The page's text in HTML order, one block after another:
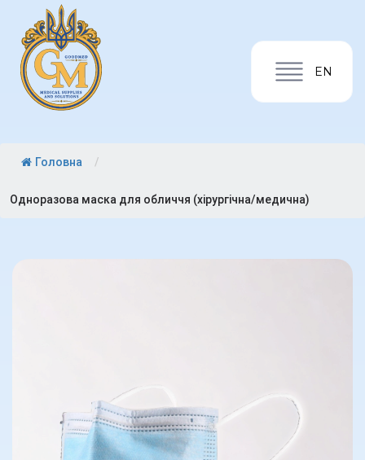
EN
Головна /
Одноразова маска для обличчя (хірургічна/медична)